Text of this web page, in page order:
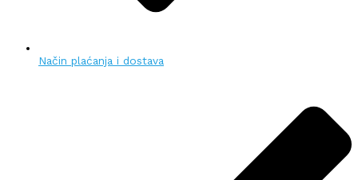
Način plaćanja i dostava